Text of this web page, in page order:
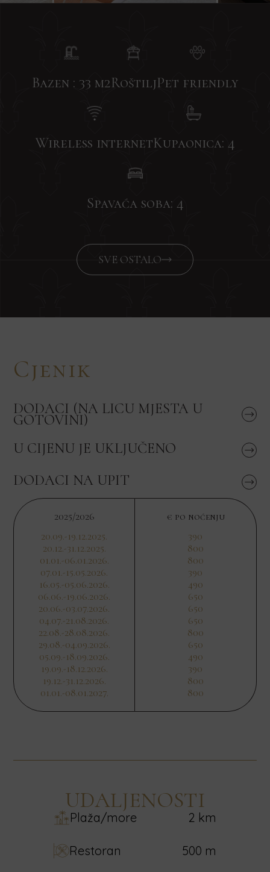
Bazen : 33 m2RoštiljPet friendly
Wireless internetKupaonica: 4
Spavaća soba: 4
SVE OSTALO
Cjenik
DODACI (NA LICU MJESTA U
GOTOVINI)
U CIJENU JE UKLJUČENO
DODACI NA UPIT
2025/2026
20.09.-19.12.2025.
20.12.-31.12.2025.
01.01.-06.01.2026.
07.01.-15.05.2026.
16.05.-05.06.2026.
06.06.-19.06.2026.
20.06.-03.07.2026.
04.07.-21.08.2026.
22.08.-28.08.2026.
29.08.-04.09.2026.
05.09.-18.09.2026.
19.09.-18.12.2026.
19.12.-31.12.2026.
01.01.-08.01.2027.
€ po noćenju
390
800
800
390
490
650
650
650
800
650
490
390
800
800
UDALJENOSTI
Plaža/more 2 km
Restoran 500 m